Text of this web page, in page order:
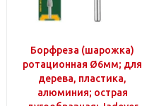
Борфреза (шарожка)
ротационная Ø6мм; для
дерева, пластика,
алюминия; острая